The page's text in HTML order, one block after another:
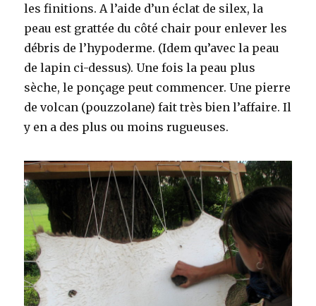
les finitions. A l’aide d’un éclat de silex, la
peau est grattée du côté chair pour enlever les
débris de l’hypoderme. (Idem qu’avec la peau
de lapin ci-dessus). Une fois la peau plus
sèche, le ponçage peut commencer. Une pierre
de volcan (pouzzolane) fait très bien l’affaire. Il
y en a des plus ou moins rugueuses.